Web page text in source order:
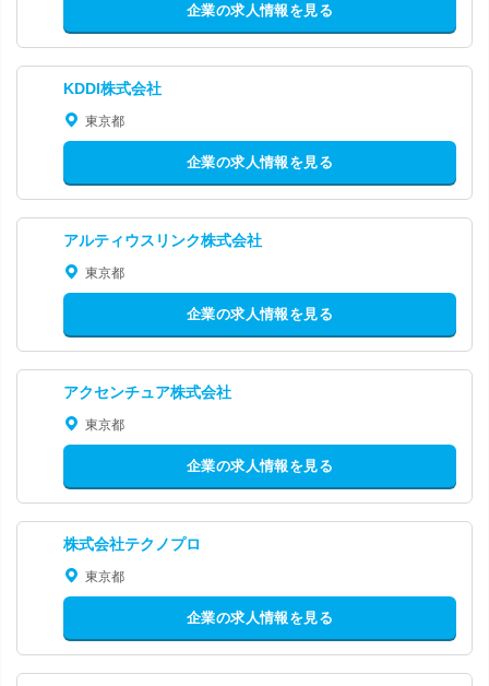
企業の求人情報を見る
KDDI株式会社
東京都
企業の求人情報を見る
アルティウスリンク株式会社
東京都
企業の求人情報を見る
アクセンチュア株式会社
東京都
企業の求人情報を見る
株式会社テクノプロ
東京都
企業の求人情報を見る